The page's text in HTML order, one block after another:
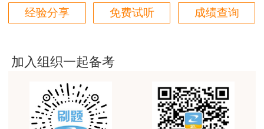
朋友推荐过来的，直接选的网校最好的班，希望一把
过
王佑辉老师土估的神
用户m5****68
王佑辉讲的课很好，答疑老师1526很有耐心，答疑的
很好，是一位暖心的好老师
经验分享 免费试听 成绩查询
加入组织一起备考